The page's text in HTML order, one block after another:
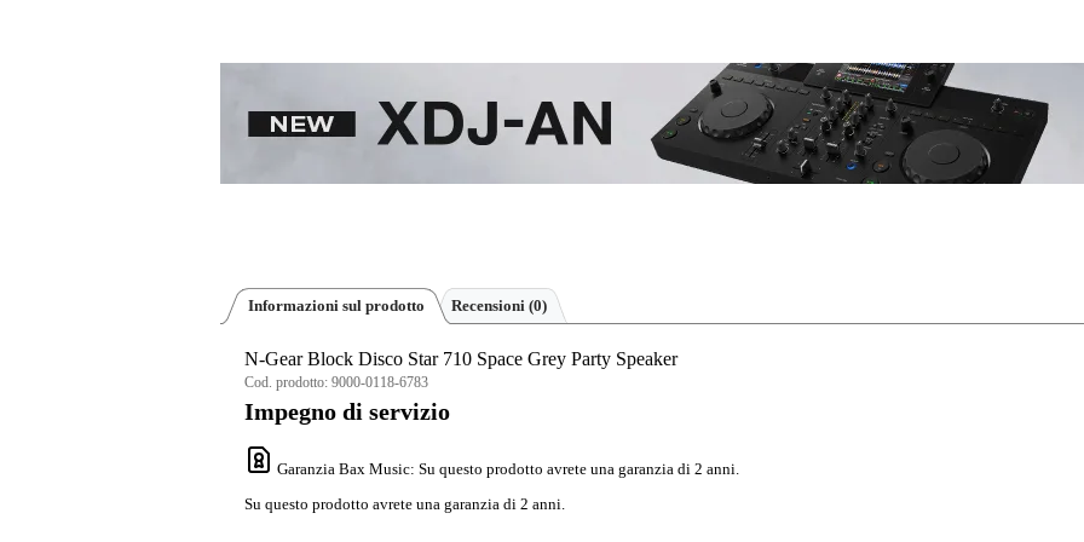
Informazioni sul prodotto Recensioni (0)
N-Gear Block Disco Star 710 Space Grey Party Speaker
Cod. prodotto: 9000-0118-6783
Impegno di servizio
Garanzia Bax Music: Su questo prodotto avrete una garanzia di 2 anni.
Su questo prodotto avrete una garanzia di 2 anni.